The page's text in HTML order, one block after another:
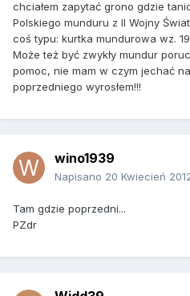
chciałem zapytać grono gdzie
Polskiego munduru z II Wojny
coś typu: kurtka mundurowa wz.
Może też być zwykły mundur
pomoc, nie mam w czym jechać
poprzedniego wyrosłem!!!
wino1939
Napisano 20 Kwiecień
Tam gdzie poprzedni...
PZdr